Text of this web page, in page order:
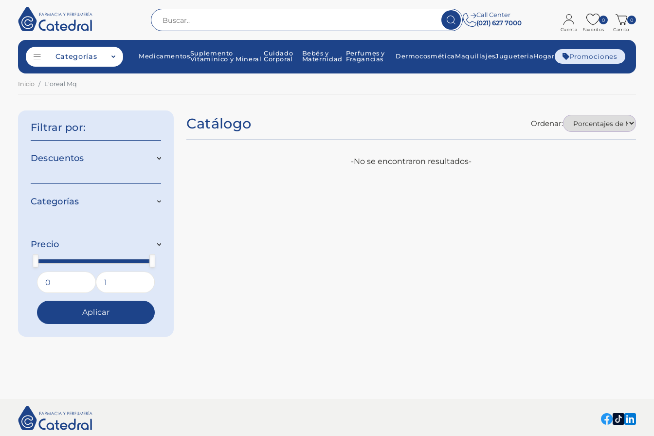
Call Center
(021) 627 7000
Cuenta Favoritos
0
Carrito
0
Categorías MedicamentosSuplemento
Vitaminico y Mineral
Cuidado
Corporal
Bebés y
Maternidad
Perfumes y
Fragancias
Dermocosmética MaquillajesJugueteriaHogar Promociones
Inicio L'oreal Mq
Filtrar por:
Descuentos
Categorías
Precio
Aplicar
Catálogo Ordenar:
-No se encontraron resultados-